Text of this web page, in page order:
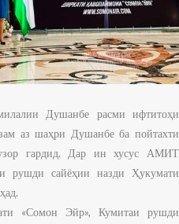
Душанбе расми ифтитоҳи
аз шаҳри Душанбе ба пойтахти
гардид. Дар ин хусус АМИТ
рушди сайёҳии назди Ҳукумати
«Сомон Эйр», Кумитаи рушди